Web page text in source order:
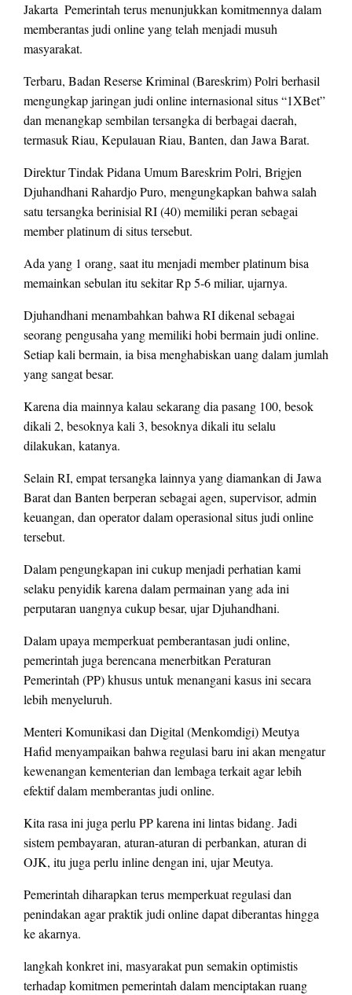
Jakarta  Pemerintah terus menunjukkan komitmennya dalam
memberantas judi online yang telah menjadi musuh
masyarakat.
Terbaru, Badan Reserse Kriminal (Bareskrim) Polri berhasil
mengungkap jaringan judi online internasional situs “1XBet”
dan menangkap sembilan tersangka di berbagai daerah,
termasuk Riau, Kepulauan Riau, Banten, dan Jawa Barat.
Direktur Tindak Pidana Umum Bareskrim Polri, Brigjen
Djuhandhani Rahardjo Puro, mengungkapkan bahwa salah
satu tersangka berinisial RI (40) memiliki peran sebagai
member platinum di situs tersebut.
Ada yang 1 orang, saat itu menjadi member platinum bisa
memainkan sebulan itu sekitar Rp 5-6 miliar, ujarnya.
Djuhandhani menambahkan bahwa RI dikenal sebagai
seorang pengusaha yang memiliki hobi bermain judi online.
Setiap kali bermain, ia bisa menghabiskan uang dalam jumlah
yang sangat besar.
Karena dia mainnya kalau sekarang dia pasang 100, besok
dikali 2, besoknya kali 3, besoknya dikali itu selalu
dilakukan, katanya.
Selain RI, empat tersangka lainnya yang diamankan di Jawa
Barat dan Banten berperan sebagai agen, supervisor, admin
keuangan, dan operator dalam operasional situs judi online
tersebut.
Dalam pengungkapan ini cukup menjadi perhatian kami
selaku penyidik karena dalam permainan yang ada ini
perputaran uangnya cukup besar, ujar Djuhandhani.
Dalam upaya memperkuat pemberantasan judi online,
pemerintah juga berencana menerbitkan Peraturan
Pemerintah (PP) khusus untuk menangani kasus ini secara
lebih menyeluruh.
Menteri Komunikasi dan Digital (Menkomdigi) Meutya
Hafid menyampaikan bahwa regulasi baru ini akan mengatur
kewenangan kementerian dan lembaga terkait agar lebih
efektif dalam memberantas judi online.
Kita rasa ini juga perlu PP karena ini lintas bidang. Jadi
sistem pembayaran, aturan-aturan di perbankan, aturan di
OJK, itu juga perlu inline dengan ini, ujar Meutya.
Pemerintah diharapkan terus memperkuat regulasi dan
penindakan agar praktik judi online dapat diberantas hingga
ke akarnya.
langkah konkret ini, masyarakat pun semakin optimistis
terhadap komitmen pemerintah dalam menciptakan ruang